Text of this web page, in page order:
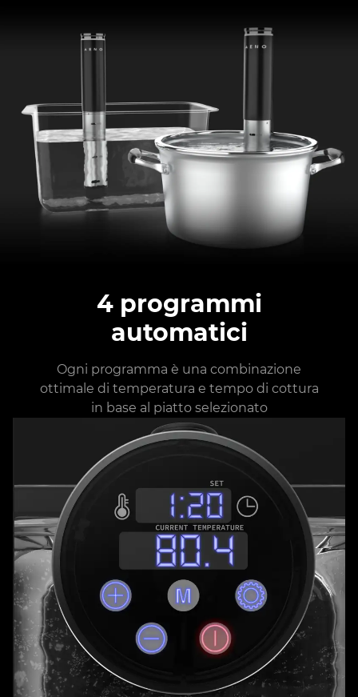
4 programmi
automatici
Ogni programma è una combinazione
ottimale di temperatura e tempo di cottura
in base al piatto selezionato